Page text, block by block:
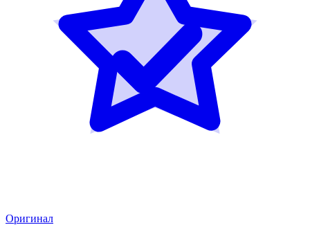
Оригинал